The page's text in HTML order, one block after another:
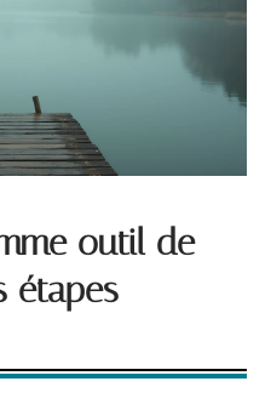
outil de
étapes